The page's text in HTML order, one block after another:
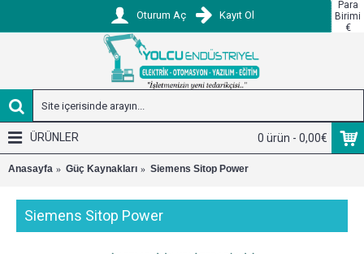
Para
Birimi
€
Oturum Aç Kayıt Ol
0 ürün - 0,00€
ÜRÜNLER
Anasayfa Güç Kaynakları Siemens Sitop Power
Siemens Sitop Power